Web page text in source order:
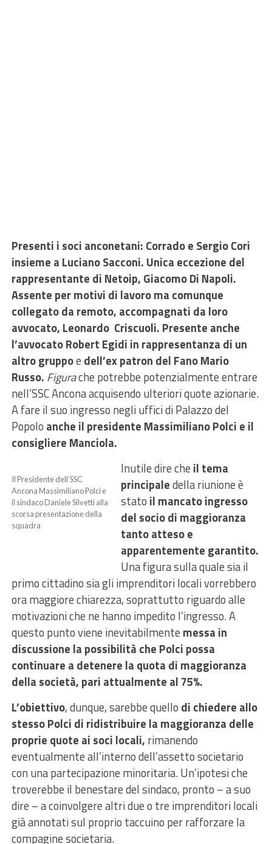
Presenti i soci anconetani: Corrado e Sergio Cori
insieme a Luciano Sacconi. Unica eccezione del
rappresentante di Netoip, Giacomo Di Napoli.
Assente per motivi di lavoro ma comunque
collegato da remoto, accompagnati da loro
avvocato, Leonardo Criscuoli. Presente anche
l’avvocato Robert Egidi in rappresentanza di un
altro gruppoe dell’ex patron del Fano Mario
Russo. Figurache potrebbe potenzialmente entrare
nell’SSC Ancona acquisendo ulteriori quote azionarie.
A fare il suo ingresso negli uffici di Palazzo del
Popolo anche il presidente Massimiliano Polci e il
consigliere Manciola.
Il Presidente dell’SSC
Ancona Massimiliano Polci e
il sindaco Daniele Silvetti alla
scorsa presentazione della
squadra
Inutile dire che il tema
principaledella riunione è
stato il mancato ingresso
del socio di maggioranza
tanto atteso e
apparentemente garantito.
Una figura sulla quale sia il
primo cittadino sia gli imprenditori locali vorrebbero
ora maggiore chiarezza, soprattutto riguardo alle
motivazioni che ne hanno impedito l’ingresso. A
questo punto viene inevitabilmente messa in
discussione la possibilità che Polci possa
continuare a detenere la quota di maggioranza
della società, pari attualmente al 75%.
L’obiettivo, dunque, sarebbe quello di chiedere allo
stesso Polci di ridistribuire la maggioranza delle
proprie quote ai soci locali, rimanendo
eventualmente all’interno dell’assetto societario
con una partecipazione minoritaria. Un’ipotesi che
troverebbe il benestare del sindaco, pronto – a suo
dire – a coinvolgere altri due o tre imprenditori locali
già annotati sul proprio taccuino per rafforzare la
compagine societaria.